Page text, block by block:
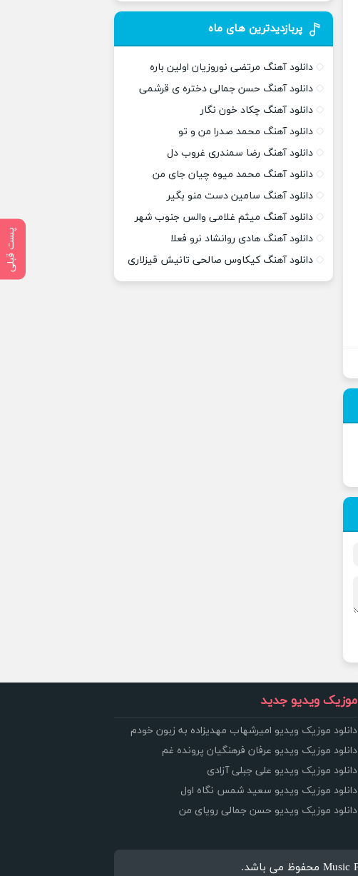
پست قبلی
پربازدیدترین های ماه
دانلود آهنگ مرتضی نوروزیان اولین باره
دانلود آهنگ حسن جمالی دختره ی قرشمی
دانلود آهنگ چکاد خون نگار
دانلود آهنگ محمد صدرا من و تو
دانلود آهنگ رضا سمندری غروب دل
دانلود آهنگ محمد میوه چیان جای من
دانلود آهنگ سامین دست منو بگیر
دانلود آهنگ میثم غلامی والس جنوب شهر
دانلود آهنگ هادی روانشاد نرو فعلا
دانلود آهنگ کیکاوس صالحی تانیش قیزلاری
موزیک ویدیو جدید
دانلود موزیک ویدیو امیرشهاب مهدیزاده به زبون خودم
دانلود موزیک ویدیو عرفان فرهنگیان پرونده غم
دانلود موزیک ویدیو علی جبلی آزادی
دانلود موزیک ویدیو سعید شمس نگاه اول
دانلود موزیک ویدیو حسن جمالی رویای من